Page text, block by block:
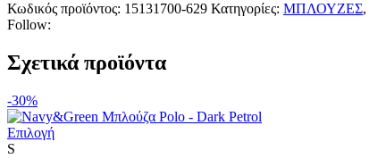
Κωδικός προϊόντος: 15131700-629 Κατηγορίες: ΜΠΛΟΥΖΕΣ,
Follow:
Σχετικά προϊόντα
-30%
ΕπιλογήΑυτό
S